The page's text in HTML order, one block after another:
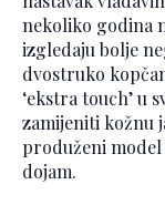
nekoliko godina
izgledaju bolje
dvostruko
‘ekstra touch’ u
zamijeniti kožnu
produženi
dojam.